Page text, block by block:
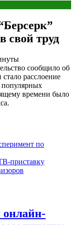
свой труд
сообщило об
расслоение
популярных
времени было
по
приставку